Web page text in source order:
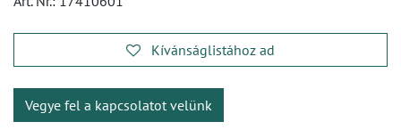
Kívánságlistához ad
Vegye fel a kapcsolatot velünk